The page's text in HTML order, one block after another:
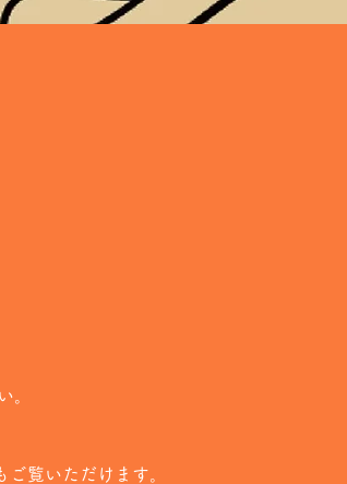
。
ご覧いただけます。